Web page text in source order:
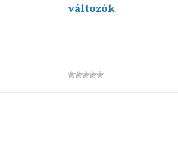
változók